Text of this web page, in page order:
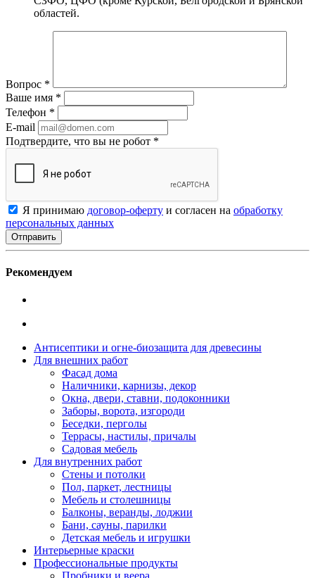
областей.
Вопрос *
Ваше имя *
Телефон *
E-mail
Подтвердите, что вы не робот *
Я принимаю договор-оферту и согласен на обработку
персональных данных
Рекомендуем
Антисептики и огне-биозащита для древесины
Для внешних работ
Фасад дома
Наличники, карнизы, декор
Окна, двери, ставни, подоконники
Заборы, ворота, изгороди
Беседки, перголы
Террасы, настилы, причалы
Садовая мебель
Для внутренних работ
Стены и потолки
Пол, паркет, лестницы
Мебель и столешницы
Балконы, веранды, лоджии
Бани, сауны, парилки
Детская мебель и игрушки
Интерьерные краски
Профессиональные продукты